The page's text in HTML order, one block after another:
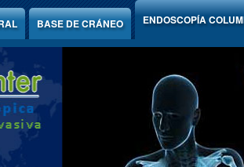
BASE DE CRÁNEO ENDOSCOPÍA